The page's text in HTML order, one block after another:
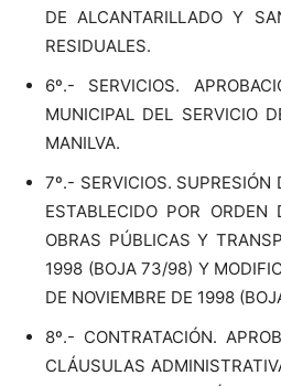
DE ALCANTARILLADO Y
RESIDUALES.
6º.- SERVICIOS.
MUNICIPAL DEL SERVICIO
MANILVA.
7º.- SERVICIOS. SUPRESIÓN
ESTABLECIDO POR
OBRAS PÚBLICAS Y
1998 (BOJA 73/98) Y
DE NOVIEMBRE DE 1998
8º.- CONTRATACIÓN.
CLÁUSULAS